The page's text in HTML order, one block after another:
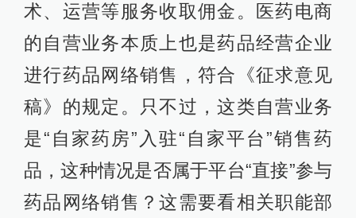
术、运营等服务收取佣金。医药电商
的自营业务本质上也是药品经营企业
进行药品网络销售，符合《征求意见
稿》的规定。只不过，这类自营业务
是“自家药房”入驻“自家平台”销售药
品，这种情况是否属于平台“直接”参与
药品网络销售？这需要看相关职能部